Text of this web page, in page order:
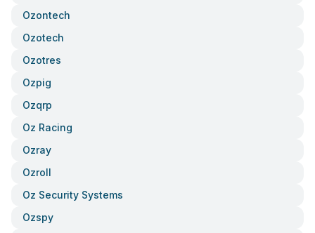
Ozontech
Ozotech
Ozotres
Ozpig
Ozqrp
Oz Racing
Ozray
Ozroll
Oz Security Systems
Ozspy